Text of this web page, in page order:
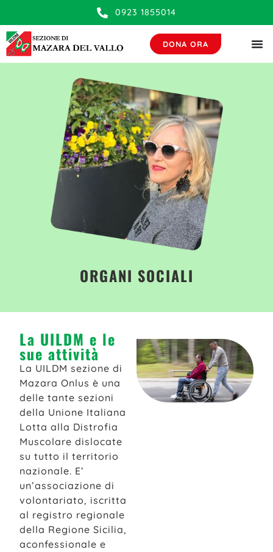
0923 1855014
DONA ORA
ORGANI SOCIALI
La UILDM e le
sue attività
La UILDM sezione di
Mazara Onlus è una
delle tante sezioni
della Unione Italiana
Lotta alla Distrofia
Muscolare dislocate
su tutto il territorio
nazionale. E’
un’associazione di
volontariato, iscritta
al registro regionale
della Regione Sicilia,
aconfessionale e